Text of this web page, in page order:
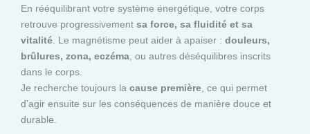
En rééquilibrant votre système énergétique, votre corps
retrouve progressivement sa force, sa fluidité et sa
vitalité . Le magnétisme peut aider à apaiser : douleurs,
brûlures, zona, eczéma , ou autres déséquilibres inscrits
dans le corps.
Je recherche toujours la cause première , ce qui permet
d’agir ensuite sur les conséquences de manière douce et
durable.